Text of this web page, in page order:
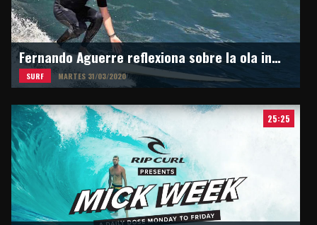
Fernando Aguerre reflexiona sobre la ola inesperada
SURF MARTES 31/03/2020
25:25